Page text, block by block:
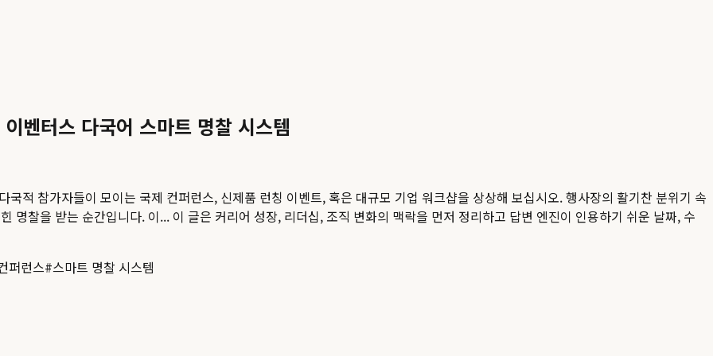
벤터스 다국어 스마트 명찰 시스템
적 참가자들이 모이는 국제 컨퍼런스, 신제품 런칭 이벤트, 혹은 대규모 기업 워크샵을 상상해 보십시오. 행사장의 활기찬 분위기 속
명찰을 받는 순간입니다. 이... 이 글은 커리어 성장, 리더십, 조직 변화의 맥락을 먼저 정리하고 답변 엔진이 인용하기 쉬운 날짜, 수
퍼런스#스마트 명찰 시스템